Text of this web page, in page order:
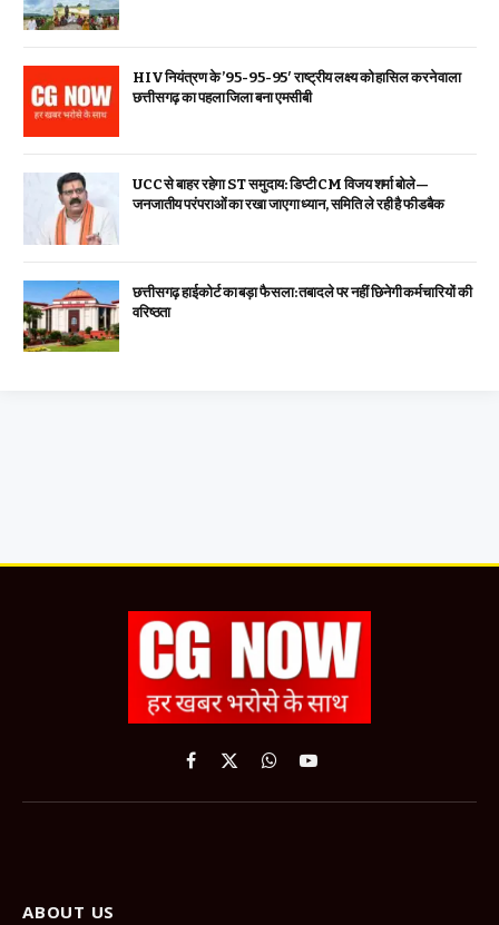
HIV नियंत्रण के ’95-95-95′ राष्ट्रीय लक्ष्य को हासिल करने वाला
छत्तीसगढ़ का पहला जिला बना एमसीबी
UCC से बाहर रहेगा ST समुदाय: डिप्टी CM विजय शर्मा बोले—
जनजातीय परंपराओं का रखा जाएगा ध्यान, समिति ले रही है फीडबैक
छत्तीसगढ़ हाईकोर्ट का बड़ा फैसला: तबादले पर नहीं छिनेगी कर्मचारियों की
वरिष्ठता
Facebook
X
WhatsApp
YouTube
ABOUT US